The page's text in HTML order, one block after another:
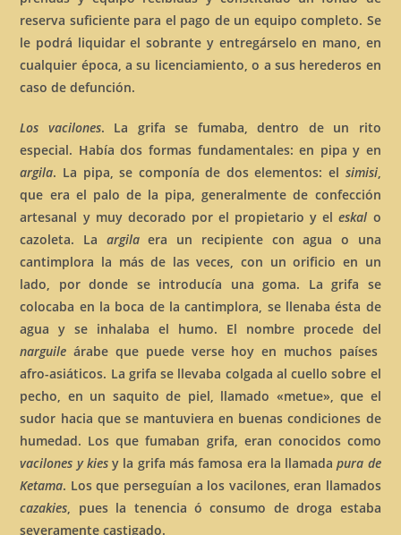
reserva suficiente para el pago de un equipo completo. Se
le podrá liquidar el sobrante y entregárselo en mano, en
cualquier época, a su licenciamiento, o a sus herederos en
caso de defunción.
Los vacilones. La grifa se fumaba, dentro de un rito
especial. Había dos formas fundamentales: en pipa y en
argila. La pipa, se componía de dos elementos: el simisi,
que era el palo de la pipa, generalmente de confección
artesanal y muy decorado por el propietario y eleskal o
cazoleta. La argilaera un recipiente con agua o una
cantimplora la más de las veces, con un orificio en un
lado, por donde se introducía una goma. La grifa se
colocaba en la boca de la cantimplora, se llenaba ésta de
agua y se inhalaba el humo. El nombre procede del
narguile árabe que puede verse hoy en muchos países
afro-asiáticos. La grifa se llevaba colgada al cuello sobre el
pecho, en un saquito de piel, llamado «metue», que el
sudor hacia que se mantuviera en buenas condiciones de
humedad. Los que fumaban grifa, eran conocidos como
vacilones y kiesy la grifa más famosa era la llamadapura de
Ketama. Los que perseguían a los vacilones, eran llamados
cazakies, pues la tenencia ó consumo de droga estaba
severamente castigado.